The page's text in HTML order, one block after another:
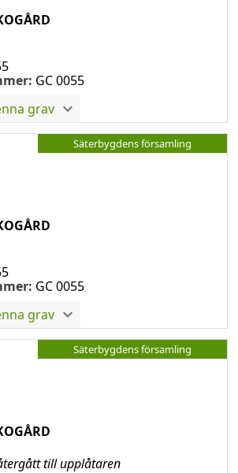
GC 0055
grav
Säterbygdens församling
GC 0055
grav
Säterbygdens församling
till upplåtaren